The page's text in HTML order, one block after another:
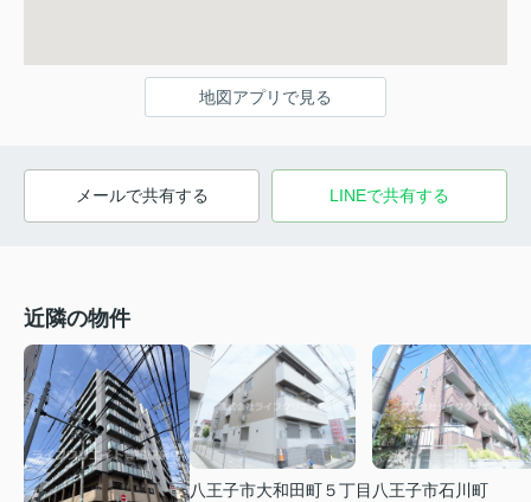
地図アプリで見る
メールで共有する LINEで共有する
近隣の物件
八王子市大和田町５丁目 八王子市石川町